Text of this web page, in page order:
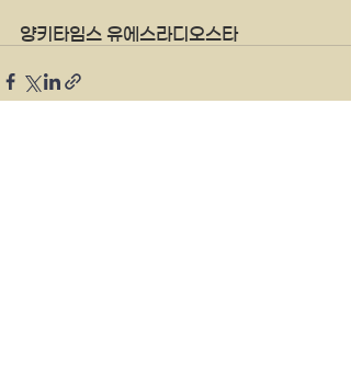
양키타임스 유에스라디오스타